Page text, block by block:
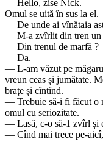
— Hello, zise Nick.
Omul se uită în sus la el.
— De unde ai vînătaia
— M-a zvîrlit din tren un
— Din trenul de marfă ?
— Da.
— L-am văzut pe
vreun ceas și jumătate.
brațe și cîntînd.
— Trebuie să-i fi făcut o
omul cu seriozitate.
— Lasă, c-o să-1 zvîrl și
— Cînd mai trece pe-